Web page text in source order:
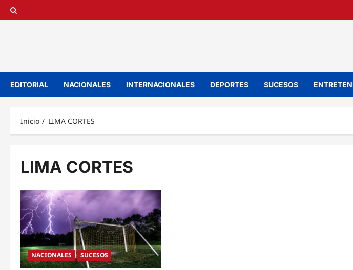
Saltar
EDITORIAL NACIONALES INTERNACIONALES DEPORTES SUCESOS
Inicio LIMA CORTES
LIMA CORTES
NACIONALES SUCESOS